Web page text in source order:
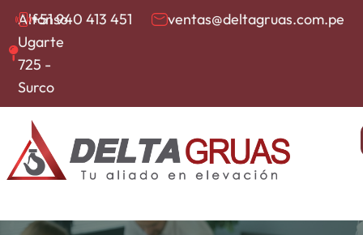
Alfonso
Ugarte
725 -
Surco
+51 940 413 451 ventas@deltagruas.com.pe